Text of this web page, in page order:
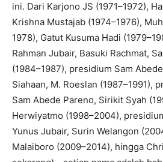
ini. Dari Karjono JS (1971–1972),
Krishna Mustajab (1974–1976),
1978), Gatut Kusuma Hadi
Rahman Jubair, Basuki Rachmat,
(1984–1987), presidium Sam
Siahaan, M. Roeslan (1987–1991),
Sam Abede Pareno, Sirikit Syah
Herwiyatmo (1998–2004),
Yunus Jubair, Surin Welangon
Malaiboro (2009–2014), hingga